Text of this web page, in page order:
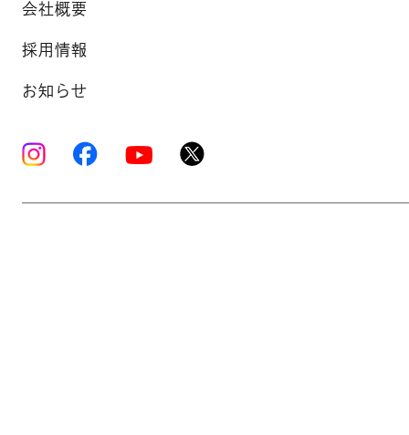
会社概要
採用情報
お知らせ